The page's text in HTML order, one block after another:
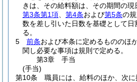
きは、その給料額は、その期間の現
第3条第1項
第4条および第5条の
数を差し引いた日数を基礎として日
る。
5
前条および本条に定めるもののほ
関し必要な事項は規則で定める。
第3章
手当
(手当)
第10条
職員には、給料のほか、次